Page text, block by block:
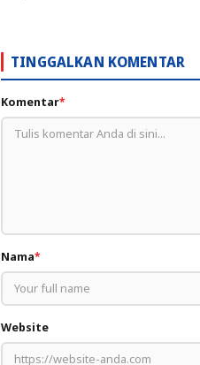
TINGGALKAN KOMENTAR
Komentar*
Nama*
Website